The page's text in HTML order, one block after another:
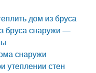
дом из бруса
бруса снаружи —
снаружи
утеплении стен